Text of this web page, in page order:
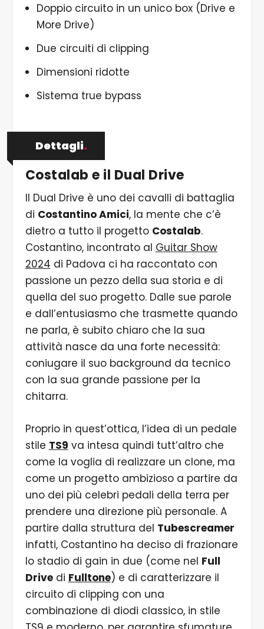
Doppio circuito in un unico box (Drive e
More Drive)
Due circuiti di clipping
Dimensioni ridotte
Sistema true bypass
Dettagli.
Costalab e il Dual Drive
Il Dual Drive è uno dei cavalli di battaglia
di Costantino Amici, la mente che c’è
dietro a tutto il progetto Costalab.
Costantino, incontrato al Guitar Show
2024 di Padova ci ha raccontato con
passione un pezzo della sua storia e di
quella del suo progetto. Dalle sue parole
e dall’entusiasmo che trasmette quando
ne parla, è subito chiaro che la sua
attività nasce da una forte necessità:
coniugare il suo background da tecnico
con la sua grande passione per la
chitarra.
Proprio in quest’ottica, l’idea di un pedale
stile TS9 va intesa quindi tutt’altro che
come la voglia di realizzare un clone, ma
come un progetto ambizioso a partire da
uno dei più celebri pedali della terra per
prendere una direzione più personale. A
partire dalla struttura del Tubescreamer
infatti, Costantino ha deciso di frazionare
lo stadio di gain in due (come nel Full
Drivedi Fulltone) e di caratterizzare il
circuito di clipping con una
combinazione di diodi classico, in stile